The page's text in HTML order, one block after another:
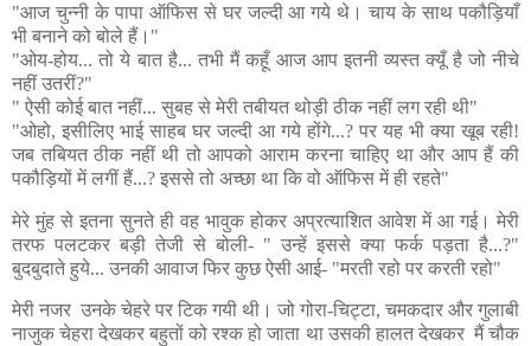
"आज चुन्नी के पापा ऑफिस से घर जल्दी आ गये थे। चाय के साथ पकौड़ियाँ
भी बनाने को बोले हैं।"
"ओय-होय... तो ये बात है... तभी मैं कहूँ आज आप इतनी व्यस्त क्यूँ है जो नीचे
नहीं उतरीं?"
" ऐसी कोई बात नहीं... सुबह से मेरी तबीयत थोड़ी ठीक नहीं लग रही थी"
"ओहो, इसीलिए भाई साहब घर जल्दी आ गये होंगे...? पर यह भी क्या खूब रही!
जब तबियत ठीक नहीं थी तो आपको आराम करना चाहिए था और आप हैं की
पकौड़ियों में लगीं हैं...? इससे तो अच्छा था कि वो ऑफिस में ही रहते"
मेरे मुंह से इतना सुनते ही वह भावुक होकर अप्रत्याशित आवेश में आ गई। मेरी
तरफ पलटकर बड़ी तेजी से बोली- " उन्हें इससे क्या फर्क पड़ता है...?"
बुदबुदाते हुये... उनकी आवाज फिर कुछ ऐसी आई- "मरती रहो पर करती रहो"
मेरी नजर उनके चेहरे पर टिक गयी थी। जो गोरा-चिट्टा, चमकदार और गुलाबी
नाजुक चेहरा देखकर बहुतों को रश्क हो जाता था उसकी हालत देखकर मैं चौक